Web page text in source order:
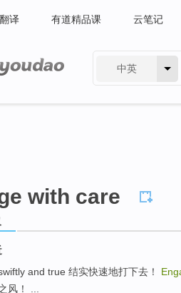
翻译 有道精品课 云笔记
中英
with care
and true 结实快速地打下去！
风！ ...